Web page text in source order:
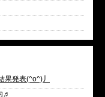
発表(^o^)丿
♬